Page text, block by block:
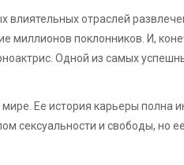
влиятельных отраслей
миллионов поклонников. И,
Одной из самых
Ее история карьеры полна
сексуальности и свободы, но